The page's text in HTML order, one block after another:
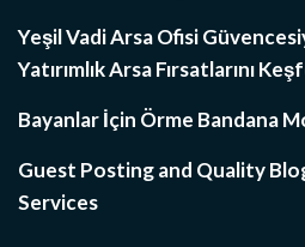
Yeşil Vadi Arsa Ofisi
Yatırımlık Arsa Fırsatlarını
Bayanlar İçin Örme Bandana
Guest Posting and Quality
Services